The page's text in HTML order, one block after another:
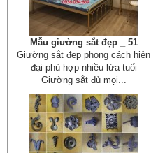
Cửa cổng sắt mỹ thuật 19
Cửa cống sắt đẹp cho mọi không
gian nhà riêng, biệt thự, nhà sân...